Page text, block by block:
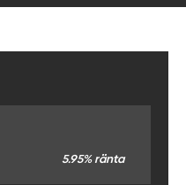
5.95% ränta